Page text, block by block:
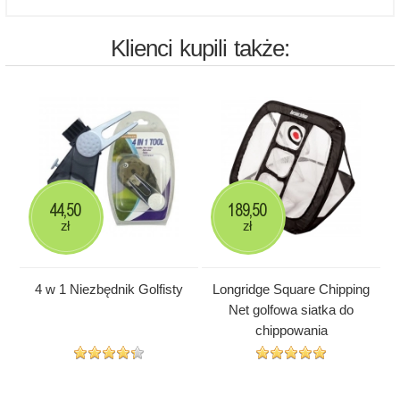
Klienci kupili także:
4 w 1 Niezbędnik Golfisty
44,50
zł
Longridge Square Chipping
Net golfowa siatka do
chippowania
189,50
zł